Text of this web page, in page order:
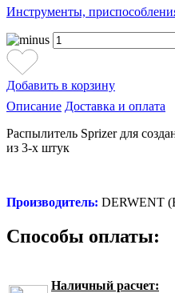
Инструменты,
Добавить в корзину
Описание Доставка и оплата
Распылитель Sprizer для
из 3-х штук
Производитель: DERWENT
Способы оплаты:
Наличный расчет: